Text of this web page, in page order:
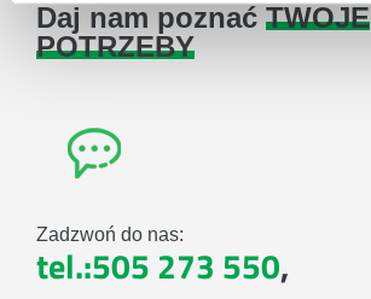
Daj nam poznać TWOJE
POTRZEBY
Zadzwoń do nas:
tel.:505 273 550,